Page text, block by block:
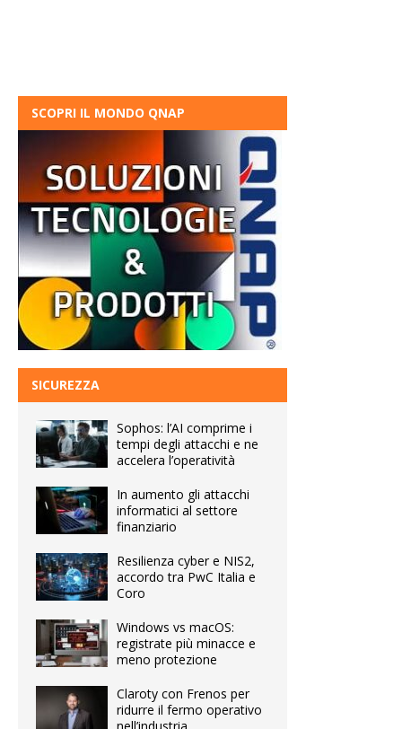
SCOPRI IL MONDO QNAP
SICUREZZA
Sophos: l’AI comprime i
tempi degli attacchi e ne
accelera l’operatività
In aumento gli attacchi
informatici al settore
finanziario
Resilienza cyber e NIS2,
accordo tra PwC Italia e
Coro
Windows vs macOS:
registrate più minacce e
meno protezione
Claroty con Frenos per
ridurre il fermo operativo